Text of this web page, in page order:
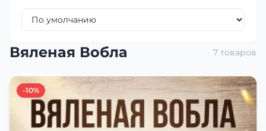
Вяленая Вобла 7 товаров
-10%